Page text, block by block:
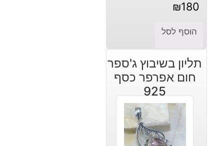
₪180
הוסף לסל
תליון בשיבוץ ג'ספר
חום אפרפר כסף
925